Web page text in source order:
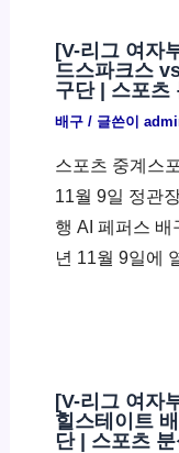
[V-리그 여자
드스파크스
구단 | 스포츠
배구/ 글쓴이
스포츠 중계스
11월 9일 정관
행 AI 페퍼스
년 11월 9일에
[V-리그 여자
힐스테이트
단 | 스포츠